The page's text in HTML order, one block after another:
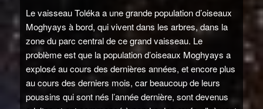
Le vaisseau Toléka a une grande population d’oiseaux
Moghyays à bord, qui vivent dans les arbres, dans la
zone du parc central de ce grand vaisseau. Le
problème est que la population d’oiseaux Moghyays a
explosé au cours des dernières années, et encore plus
au cours des derniers mois, car beaucoup de leurs
poussins qui sont nés l’année dernière, sont devenus